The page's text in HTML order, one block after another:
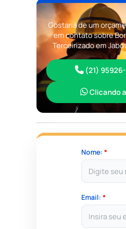
Gostaria de um
em contato sobre
Terceirizado em
(21)
Clicando
Nome: *
Email: *